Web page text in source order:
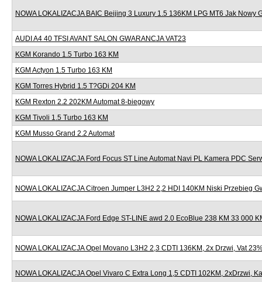
NOWA LOKALIZACJA BAIC Beijing 3 Luxury 1.5 136KM LPG MT6 Jak Nowy
AUDI A4 40 TFSI AVANT SALON GWARANCJA VAT23
KGM Korando 1.5 Turbo 163 KM
KGM Actyon 1.5 Turbo 163 KM
KGM Torres Hybrid 1.5 T?GDi 204 KM
KGM Rexton 2.2 202KM Automat 8-biegowy
KGM Tivoli 1.5 Turbo 163 KM
KGM Musso Grand 2.2 Automat
NOWA LOKALIZACJA Ford Focus ST Line Automat Navi PL Kamera PDC
NOWA LOKALIZACJA Citroen Jumper L3H2 2,2 HDI 140KM Niski Przebieg
NOWA LOKALIZACJA Ford Edge ST-LINE awd 2.0 EcoBlue 238 KM 33 000
NOWA LOKALIZACJA Opel Movano L3H2 2,3 CDTI 136KM, 2x Drzwi, Vat
NOWA LOKALIZACJA Opel Vivaro C Extra Long 1,5 CDTI 102KM, 2xDrzwi,